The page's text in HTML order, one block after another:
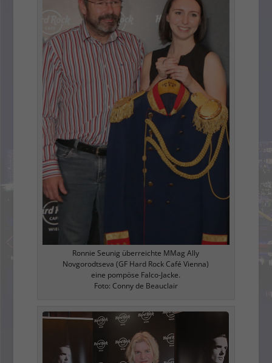
Ronnie Seunig überreichte MMag Ally
Novgorodtseva (GF Hard Rock Café Vienna)
eine pompöse Falco-Jacke.
Foto: Conny de Beauclair